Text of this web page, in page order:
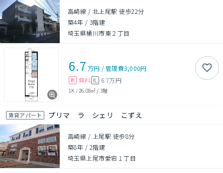
高崎線 / 北上尾駅 徒歩22分
築4年 / 3階建
埼玉県桶川市東２丁目
6.7 万円 /管理費3,000円
敷 無料 礼 6.7万円
1K / 26.08㎡ / 3階
賃貸アパート プリマ ラ シェリ こずえ
高崎線 / 上尾駅 徒歩8分
築8年 / 2階建
埼玉県上尾市愛宕１丁目